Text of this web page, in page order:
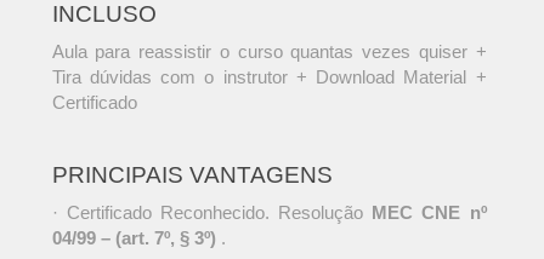
INCLUSO
Aula para reassistir o curso quantas vezes quiser +
Tira dúvidas com o instrutor + Download Material +
Certificado
PRINCIPAIS VANTAGENS
· Certificado Reconhecido. Resolução MEC CNE nº
04/99 – (art. 7º, § 3º) .